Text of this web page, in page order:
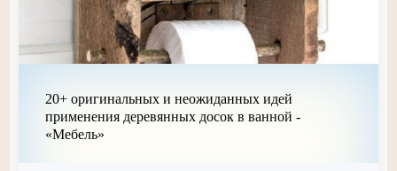
20+ оригинальных и неожиданных идей
применения деревянных досок в ванной -
«Мебель»